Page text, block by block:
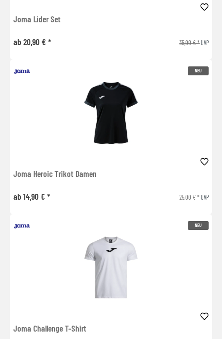
Joma Lider Set
ab 20,90 € * 35,00 € *UVP
NEU
Joma Heroic Trikot Damen
ab 14,90 € * 25,00 € *UVP
NEU
Joma Challenge T-Shirt